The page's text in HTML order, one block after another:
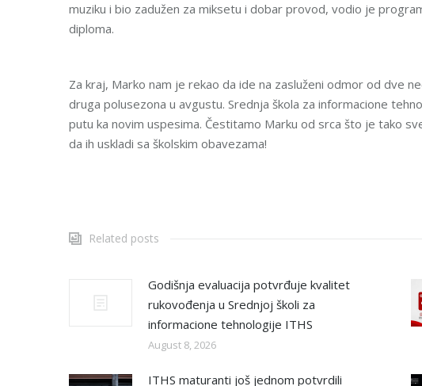
muziku i bio zadužen za miksetu i dobar provod, vodio je
diploma.
Za kraj, Marko nam je rekao da ide na zasluženi odmor od dve
druga polusezona u avgustu. Srednja škola za informacione
putu ka novim uspesima. Čestitamo Marku od srca što je tako
da ih uskladi sa školskim obavezama!
Related posts
Godišnja evaluacija potvrđuje kvalitet
rukovođenja u Srednjoj školi za
informacione tehnologije ITHS
August 8, 2026
ITHS maturanti još jednom potvrdili